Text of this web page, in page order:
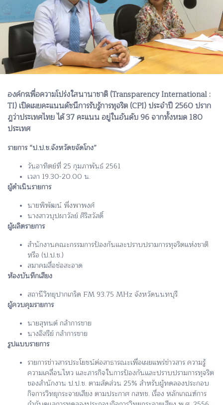
องค์กรเพื่อความโปร่งใสนานาชาติ (Transparency International :
TI) เปิดเผยคะแนนดัชนีการรับรู้การทุจริต (CPI) ประจำปี 2560 ปราก
ฎว่าประเทศไทย ได้ 37 คะแนน อยู่ในอันดับ 96 จากทั้งหมด 180
ประเทศ
รายการ “ป.ป.ช.จังหวัดขจัดโกง”
วันอาทิตย์ที่ 25 กุมภาพันธ์ 2561
เวลา 19.30-20.00 น.
ผู้ดำเนินรายการ
นายพิพัฒน์ พึ่งพาพงศ์
นางสาวบุปผาวัลย์ ศิริสวัสดิ์
ผู้ผลิตรายการ
สำนักงานคณะกรรมการป้องกันและปราบปรามการทุจริตแห่งชาติ
หรือ (ป.ป.ช.)
สมาคมสื่อช่อสะอาด
ห้องบันทึกเสียง
สถานีวิทยุปากเกร็ด FM 93.75 MHz จังหวัดนนทบุรี
ผู้ควบคุมรายการ
นายสุทนต์ กล้าการขาย
นางอิสรีย์ กล้าการขาย
รูปแบบรายการ
รายการข่าวสารประโยชน์ต่อสาธารณะเพื่อเผยแพร่ข่าวสาร ความรู้
ความเคลื่อนไหว และภารกิจในการป้องกันและปราบปรามการทุจริต
ของสำนักงาน ป.ป.ช. ตามสัดส่วน 25% สำหรับผู้ทดลองประกอบ
กิจการวิทยุกระจายเสียง ตามประกาศ กสทช. เรื่อง หลักเกณฑ์การ